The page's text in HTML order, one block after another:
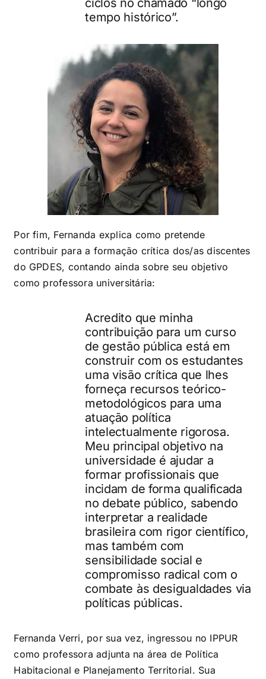
tempo histórico”.
Por fim, Fernanda explica como pretende
contribuir para a formação crítica dos/as discentes
do GPDES, contando ainda sobre seu objetivo
como professora universitária:
Acredito que minha
contribuição para um curso
de gestão pública está em
construir com os estudantes
uma visão crítica que lhes
forneça recursos teórico-
metodológicos para uma
atuação política
intelectualmente rigorosa.
Meu principal objetivo na
universidade é ajudar a
formar profissionais que
incidam de forma qualificada
no debate público, sabendo
interpretar a realidade
brasileira com rigor científico,
mas também com
sensibilidade social e
compromisso radical com o
combate às desigualdades via
políticas públicas.
Fernanda Verri, por sua vez, ingressou no IPPUR
como professora adjunta na área de Política
Habitacional e Planejamento Territorial. Sua